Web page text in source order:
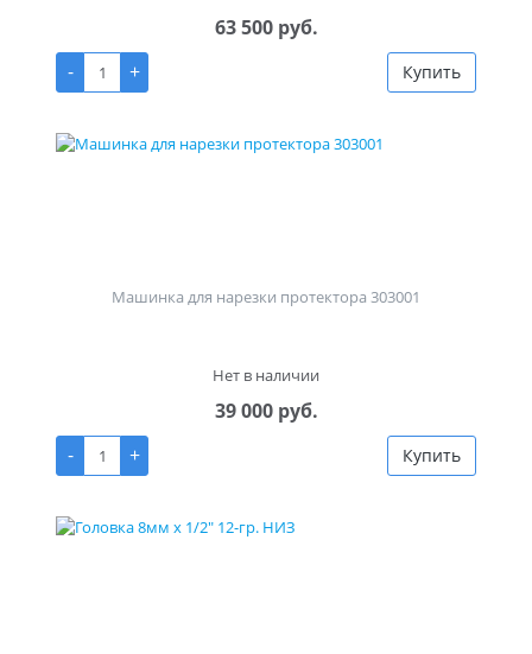
63 500 руб.
-
+ Купить
Машинка для нарезки протектора 303001
Нет в наличии
39 000 руб.
-
+ Купить